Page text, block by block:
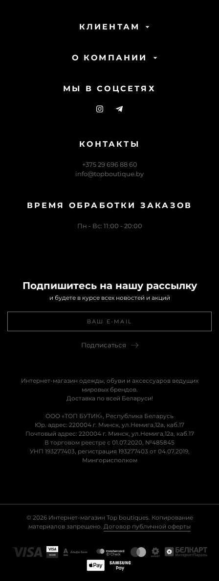
КЛИЕНТАМ
О КОМПАНИИ
МЫ В СОЦСЕТЯХ
КОНТАКТЫ
+375 29 696 88 60
info@topboutique.by
ВРЕМЯ ОБРАБОТКИ ЗАКАЗОВ
Пн - Вс: 11:00 - 20:00
Подпишитесь на нашу рассылку
и будете в курсе всех новостей и акций
Подписаться
Интернет-магазин одежды, обуви и аксессуаров ведущих
мировых брендов.
Доставка по всей Беларуси!
ООО «ТОП БУТИК», Республика Беларусь
Юр. адрес: 220004 г. Минск, ул.Немига,12а, каб.17
Почтовый адрес: 220004 г. Минск, ул.Немига,12а, каб.17
В торговом реестре с 01.07.2020, №485845
УНП 193277403, регистрация 193277403 от 04.07.2019,
Мингорисполком
© 2026 Интернет-магазин Top boutiques. Копирование
материалов запрещено. Договор публичной оферты